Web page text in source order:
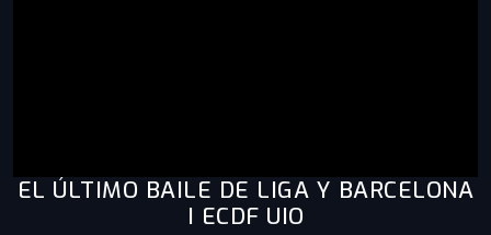
EL ÚLTIMO BAILE DE LIGA Y BARCELONA
I ECDF UIO